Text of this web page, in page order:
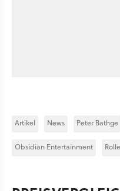
Artikel News Peter Bathge
Obsidian Entertainment